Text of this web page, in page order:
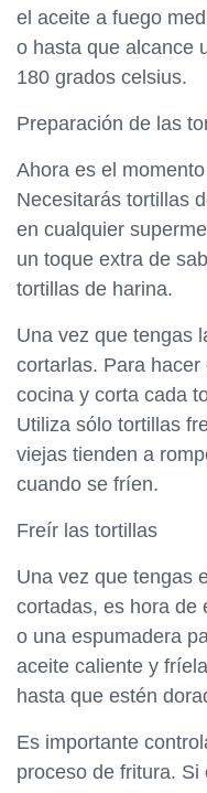
el aceite a fuego
o hasta que alcance
180 grados celsius.
Preparación de las
Ahora es el
Necesitarás tortillas
en cualquier
un toque extra de
tortillas de harina.
Una vez que tengas
cortarlas. Para
cocina y corta cada
Utiliza sólo tortillas
viejas tienden a
cuando se fríen.
Freír las tortillas
Una vez que tengas
cortadas, es hora de
o una espumadera
aceite caliente y
hasta que estén
Es importante
proceso de fritura.